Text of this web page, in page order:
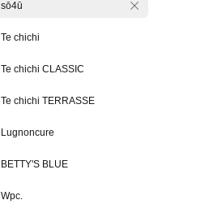
sō4ū
Te chichi
Te chichi CLASSIC
Te chichi TERRASSE
Lugnoncure
BETTY'S BLUE
Wpc.